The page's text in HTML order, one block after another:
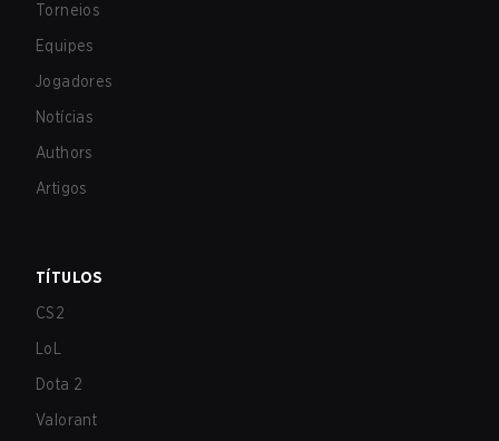
Torneios
Equipes
Jogadores
Notícias
Authors
Artigos
TÍTULOS
CS2
LoL
Dota 2
Valorant